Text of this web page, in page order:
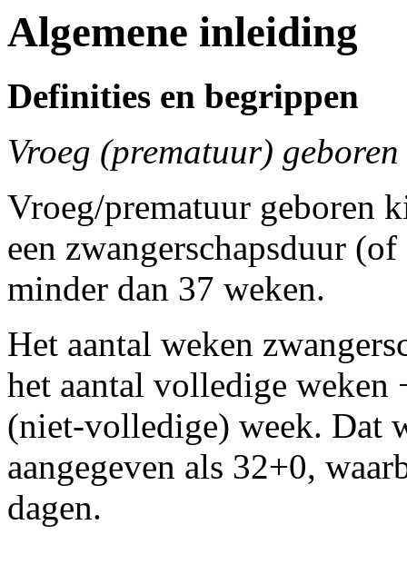
Algemene inleiding
Definities en begrippen
Vroeg (prematuur)
Vroeg/prematuur geboren
een zwangerschapsduur
minder dan 37 weken.
Het aantal weken
het aantal volledige weken
(niet-volledige) week. Dat
aangegeven als 32+0,
dagen.